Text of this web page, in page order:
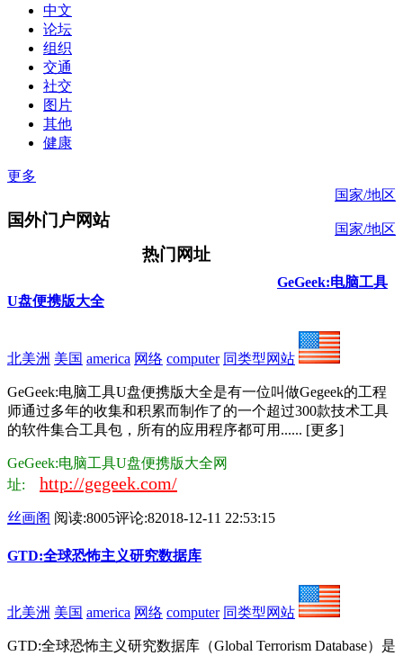
中文
论坛
组织
交通
社交
图片
其他
健康
更多
国外门户网站
国家/地区
热门网址
国家/地区
GeGeek:电脑工具
U盘便携版大全
北美洲 美国 america 网络 computer 同类型网站
GeGeek:电脑工具U盘便携版大全是有一位叫做Gegeek的工程
师通过多年的收集和积累而制作了的一个超过300款技术工具
的软件集合工具包，所有的应用程序都可用...... [更多]
GeGeek:电脑工具U盘便携版大全网
址: http://gegeek.com/
丝画阁 阅读:8005评论:82018-12-11 22:53:15
GTD:全球恐怖主义研究数据库
北美洲 美国 america 网络 computer 同类型网站
GTD:全球恐怖主义研究数据库（Global Terrorism Database）是